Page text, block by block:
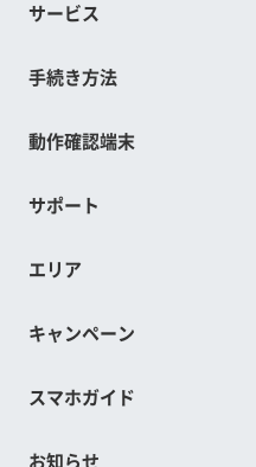
サービス
手続き方法
動作確認端末
サポート
エリア
キャンペーン
スマホガイド
お知らせ